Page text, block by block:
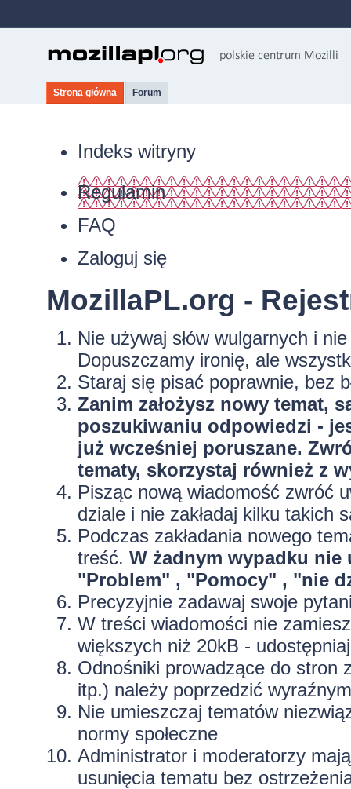
Strona główna Forum
Indeks witryny
Regulamin
FAQ
Zaloguj się
MozillaPL.org -
Nie używaj słów wulgarnych i
Dopuszczamy ironię, ale
Staraj się pisać poprawnie, bez
Zanim założysz nowy temat,
poszukiwaniu odpowiedzi -
już wcześniej poruszane.
tematy, skorzystaj również z
Pisząc nową wiadomość zwróć
dziale i nie zakładaj kilku takich
Podczas zakładania nowego
treść. W żadnym wypadku
"Problem" , "Pomocy" , "nie
Precyzyjniezadawaj swoje
W treści wiadomości nie
większych niż 20kB -
Odnośniki prowadzące do stron
itp.) należy poprzedzić
Nie umieszczaj tematów
normy społeczne
Administrator i moderatorzy
usunięcia tematu bez